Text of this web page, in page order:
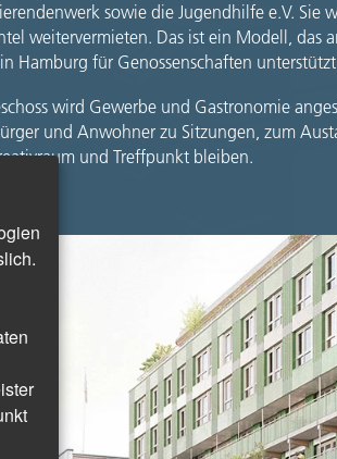
sowie die Jugendhilfe e.V.
weitervermieten. Das ist ein Modell, das
Hamburg für Genossenschaften
wird Gewerbe und Gastronomie
und Anwohner zu Sitzungen, zum
und Treffpunkt bleiben.